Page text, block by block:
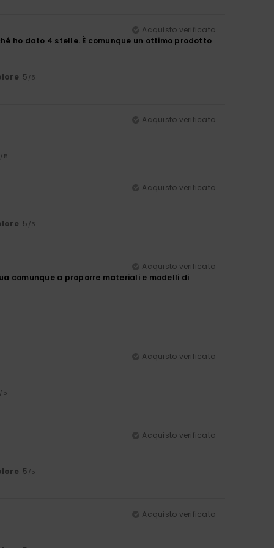
Acquisto verificato
ho dato 4 stelle. È comunque un ottimo prodotto
: 5 /5
Acquisto verificato
/5
Acquisto verificato
: 5 /5
Acquisto verificato
comunque a proporre materiali e modelli di
Acquisto verificato
/5
Acquisto verificato
: 5 /5
Acquisto verificato